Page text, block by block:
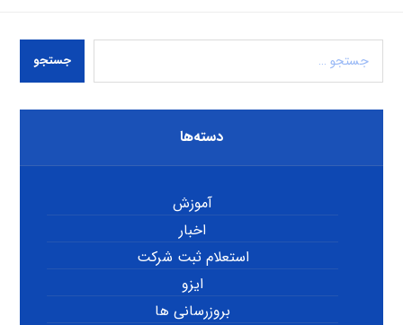
جستجو
دسته‌ها
آموزش
اخبار
استعلام ثبت شرکت
ایزو
بروزرسانی ها